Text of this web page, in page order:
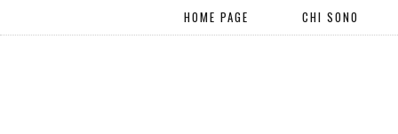
HOME PAGE CHI SONO